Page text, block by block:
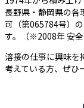
長野県・静岡県の各
可（第065784号）
す。（※2008年 安全
溶接の仕事に興味を
考えている方、ぜひ